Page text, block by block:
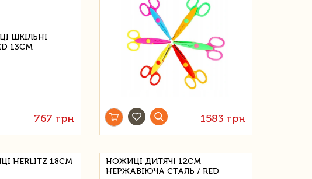
767 грн 1583 грн
HERLITZ 18СМ
НОЖИЦІ ДИТЯЧІ 12СМ
НЕРЖАВІЮЧА СТАЛЬ / RED